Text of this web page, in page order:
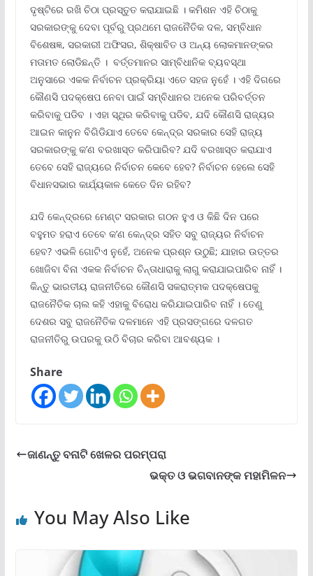
ଦୃଷ୍ଟିରେ ରଖି ଚିଠା ପ୍ରସ୍ତୁତ କରାଯାଇଛି । କମିଶନ ଏହି ଚିଠାକୁ
ସରକାରଙ୍କୁ ଦେବା ପୂର୍ବରୁ ପ୍ରଥମେ ରାଜନୈତିକ ଦଳ, ସମ୍ବିଧାନ
ବିଶେଷଜ୍ଞ, ସରକାରୀ ଅଫିସର, ଶିକ୍ଷାବିତ ଓ ଅନ୍ୟ ଲୋକମାନଙ୍କର
ମତାମତ ଲୋଡିଛନ୍ତି । ବର୍ତ୍ତମାନର ସାମ୍ବିଧାନିକ ବ୍ୟବସ୍ଥା
ଅନୁସାରେ ଏକକ ନିର୍ବାଚନ ପ୍ରକ୍ରିୟା ଏତେ ସହଜ ନୁହେଁ । ଏହି ଦିଗରେ
କୌଣସି ପଦକ୍ଷେପ ନେବା ପାଇଁ ସମ୍ବିଧାନର ଅନେକ ପରିବର୍ତ୍ତନ
କରିବାକୁ ପଡିବ । ଏହା ସ୍ଥିର କରିବାକୁ ପଡିବ, ଯଦି କୌଣସି ରାଜ୍ୟର
ଆଇନ କାନୁନ ବିଗିଡିଯାଏ ତେବେ କେନ୍ଦ୍ର ସରକାର ସେହି ରାଜ୍ୟ
ସରକାରଙ୍କୁ କ’ଣ ବରଖାସ୍ତ କରିପାରିବ? ଯଦି ବରଖାସ୍ତ କରାଯାଏ
ତେବେ ସେହି ରାଜ୍ୟରେ ନିର୍ବାଚନ କେବେ ହେବ? ନିର୍ବାଚନ ହେଲେ ସେହି
ବିଧାନସଭାର କାର୍ଯ୍ୟକାଳ କେତେ ଦିନ ରହିବ?
ଯଦି କେନ୍ଦ୍ରରେ ମେଣ୍ଟ ସରକାର ଗଠନ ହୁଏ ଓ କିଛି ଦିନ ପରେ
ବହୁମତ ହରାଏ ତେବେ କ’ଣ କେନ୍ଦ୍ର ସହିତ ସବୁ ରାଜ୍ୟର ନିର୍ବାଚନ
ହେବ? ଏଭଳି ଗୋଟିଏ ନୁହେଁ, ଅନେକ ପ୍ରଶ୍ନ ଉଠୁଛି; ଯାହାର ଉତ୍ତର
ଖୋଜିବା ବିନା ଏକକ ନିର୍ବାଚନ ଚିନ୍ତାଧାରାକୁ ଲାଗୁ କରାଯାଇପାରିବ ନାହିଁ ।
କିନ୍ତୁ ଭାରତୀୟ ରାଜନୀତିରେ କୌଣସି ସକରାତ୍ମକ ପଦକ୍ଷେପକୁ
ରାଜନୈତିକ ଚାଲ କହି ଏହାକୁ ବିରୋଧ କରିଯାଇପାରିବ ନାହିଁ । ତେଣୁ
ଦେଶର ସବୁ ରାଜନୈତିକ ଦଳମାନେ ଏହି ପ୍ରସଙ୍ଗରେ ଦଳଗତ
ରାଜନୀତିରୁ ଉପରକୁ ଉଠି ବିଚାର କରିବା ଆବଶ୍ୟକ ।
Share
ଜାଣନ୍ତୁ ବନାଟି ଖେଳର ପରମ୍ପରା
ଭକ୍ତ ଓ ଭଗବାନଙ୍କ ମହାମିଳନ
You May Also Like